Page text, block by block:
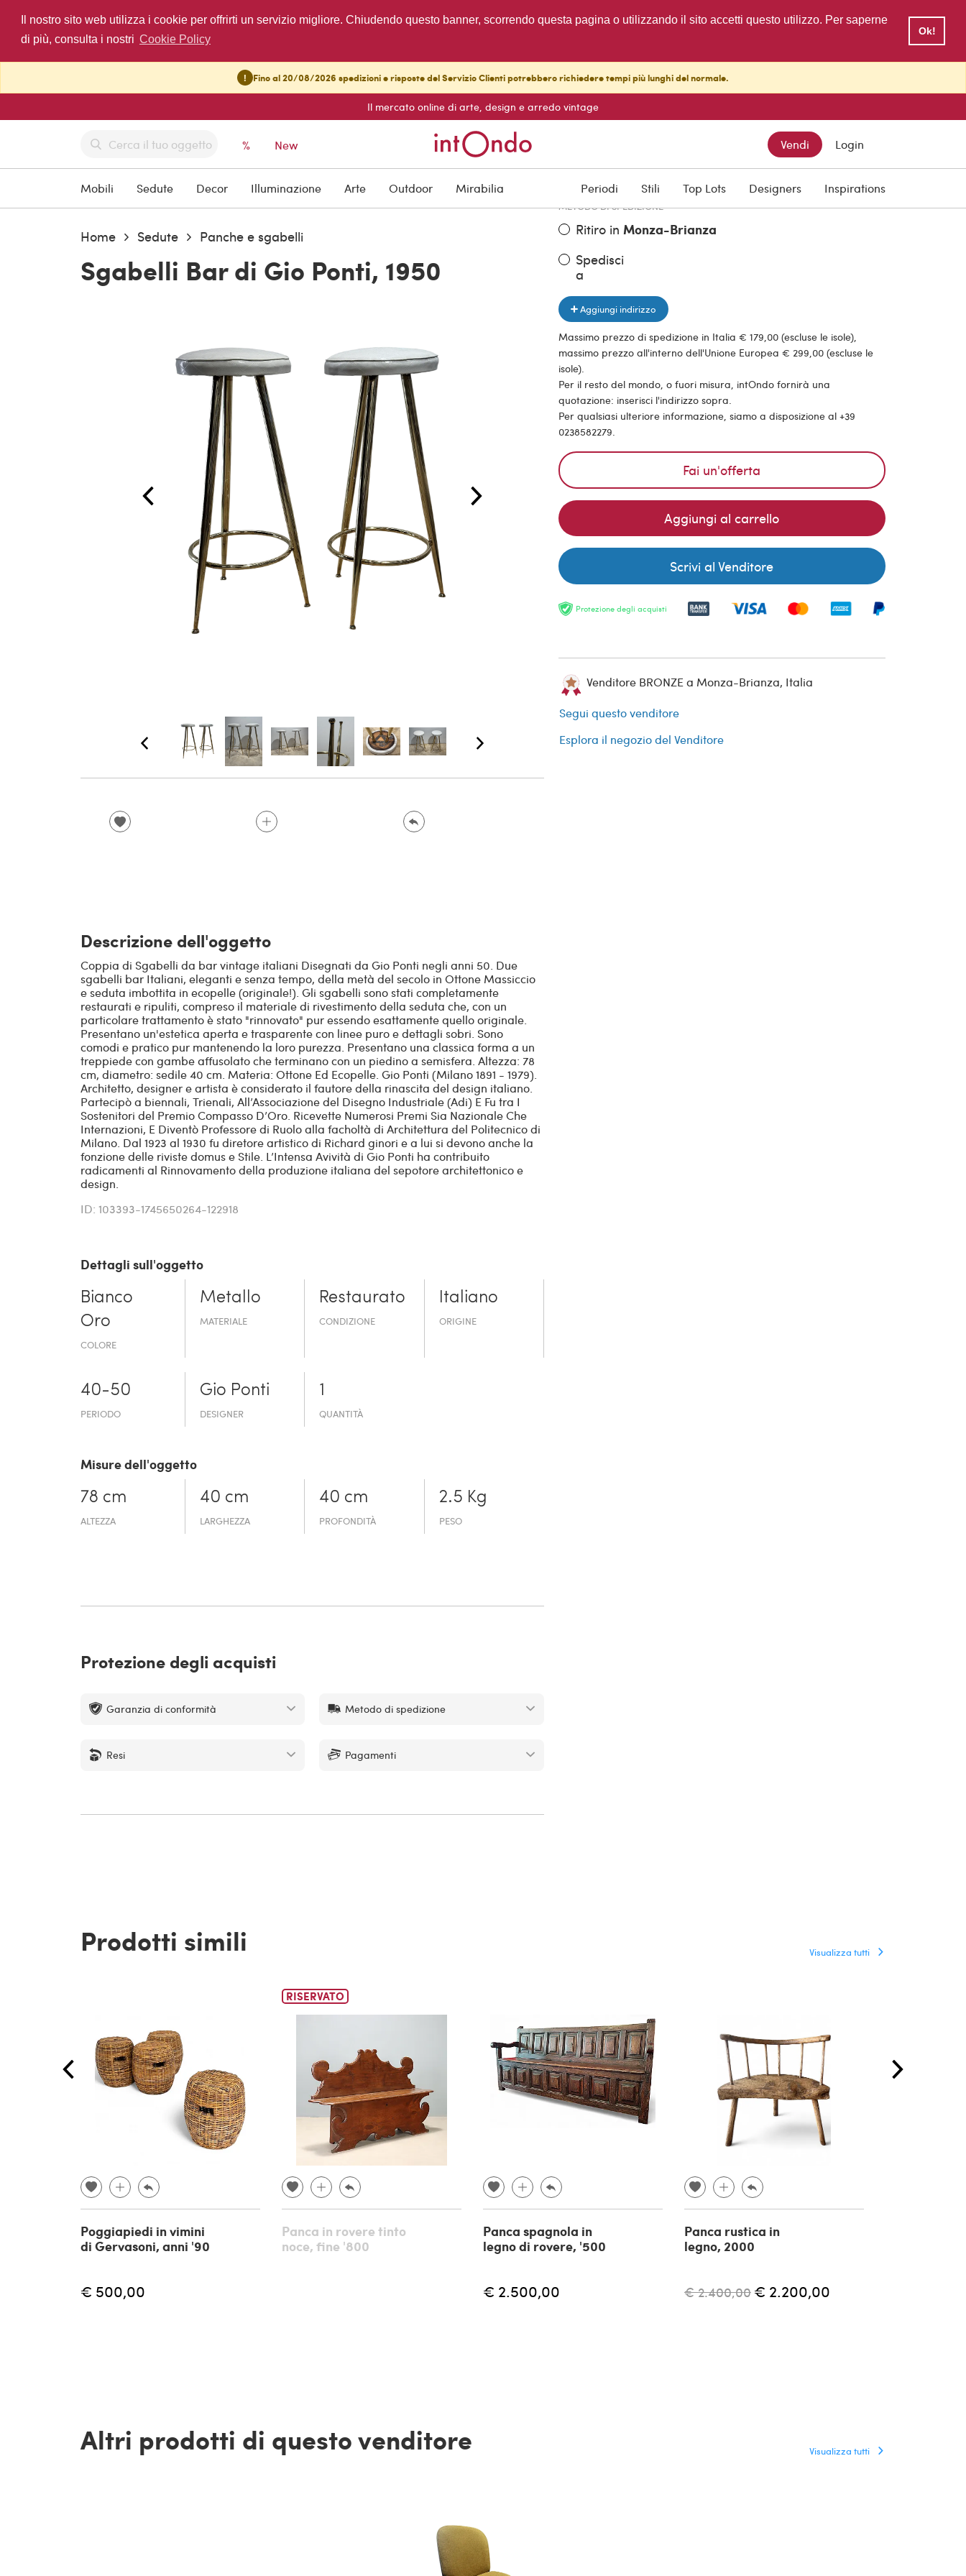
Il nostro sito web utilizza i cookie per offrirti un servizio migliore. Chiudendo questo banner, scorrendo questa pagina o utilizzando il sito accetti questo utilizzo. Per saperne
di più, consulta i nostri Cookie Policy
Ok!
! Fino al 20/08/2026 spedizioni e risposte del Servizio Clienti potrebbero richiedere tempi più lunghi del normale.
Il mercato online di arte, design e arredo vintage
% New Vendi Login
Mobili Sedute Decor Illuminazione Arte Outdoor Mirabilia Periodi Stili Top Lots Designers Inspirations
Home Sedute Panche e sgabelli
Sgabelli Bar di Gio Ponti, 1950
€ 1.400,00
METODO DI SPEDIZIONE
Ritiro in Monza-Brianza
Spedisci
a
Aggiungi indirizzo
Massimo prezzo di spedizione in Italia € 179,00 (escluse le isole),
massimo prezzo all'interno dell'Unione Europea € 299,00 (escluse le
isole).
Per il resto del mondo, o fuori misura, intOndo fornirà una
quotazione: inserisci l'indirizzo sopra.
Per qualsiasi ulteriore informazione, siamo a disposizione al +39
0238582279.
Fai un'offerta
Aggiungi al carrello
Scrivi al Venditore
Protezione degli acquisti
Venditore BRONZE a Monza-Brianza, Italia
Segui questo venditore
Esplora il negozio del Venditore
Descrizione dell'oggetto
Coppia di Sgabelli da bar vintage italiani Disegnati da Gio Ponti negli anni 50. Due
sgabelli bar Italiani, eleganti e senza tempo, della metà del secolo in Ottone Massiccio
e seduta imbottita in ecopelle (originale!). Gli sgabelli sono stati completamente
restaurati e ripuliti, compreso il materiale di rivestimento della seduta che, con un
particolare trattamento è stato "rinnovato" pur essendo esattamente quello originale.
Presentano un'estetica aperta e trasparente con linee puro e dettagli sobri. Sono
comodi e pratico pur mantenendo la loro purezza. Presentano una classica forma a un
treppiede con gambe affusolato che terminano con un piedino a semisfera. Altezza: 78
cm, diametro: sedile 40 cm. Materia: Ottone Ed Ecopelle. Gio Ponti (Milano 1891 - 1979).
Architetto, designer e artista è considerato il fautore della rinascita del design italiano.
Partecipò a biennali, Trienali, All’Associazione del Disegno Industriale (Adi) E Fu tra I
Sostenitori del Premio Compasso D’Oro. Ricevette Numerosi Premi Sia Nazionale Che
Internazioni, E Diventò Professore di Ruolo alla facholtà di Architettura del Politecnico di
Milano. Dal 1923 al 1930 fu diretore artistico di Richard ginori e a lui si devono anche la
fonzione delle riviste domus e Stile. L’Intensa Avività di Gio Ponti ha contribuito
radicamenti al Rinnovamento della produzione italiana del sepotore architettonico e
design.
ID: 103393-1745650264-122918
Dettagli sull'oggetto
Bianco
Oro
COLORE
Metallo
MATERIALE
Restaurato
CONDIZIONE
Italiano
ORIGINE
40-50
PERIODO
Gio Ponti
DESIGNER
1
QUANTITÀ
Misure dell'oggetto
78 cm
ALTEZZA
40 cm
LARGHEZZA
40 cm
PROFONDITÀ
2.5 Kg
PESO
Protezione degli acquisti
Garanzia di conformità Metodo di spedizione
Resi Pagamenti
Prodotti simili Visualizza tutti
Poggiapiedi in vimini
di Gervasoni, anni '90
€ 500,00
RISERVATO
Panca in rovere tinto
noce, fine '800
Panca spagnola in
legno di rovere, '500
€ 2.500,00
Panca rustica in
legno, 2000
€ 2.400,00 € 2.200,00
Altri prodotti di questo venditore Visualizza tutti